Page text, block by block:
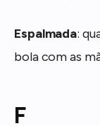
Espalmada:
bola com as
F